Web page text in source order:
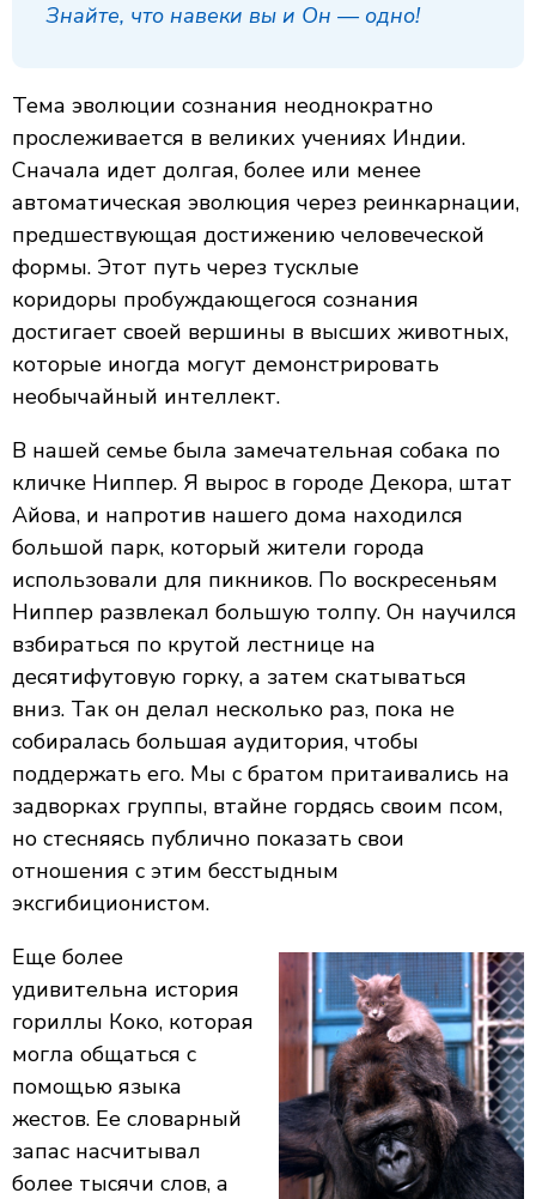
Знайте, что навеки вы и Он — одно!
Тема эволюции сознания неоднократно
прослеживается в великих учениях Индии.
Сначала идет долгая, более или менее
автоматическая эволюция через реинкарнации,
предшествующая достижению человеческой
формы. Этот путь через тусклые
коридоры пробуждающегося сознания
достигает своей вершины в высших животных,
которые иногда могут демонстрировать
необычайный интеллект.
В нашей семье была замечательная собака по
кличке Ниппер. Я вырос в городе Декора, штат
Айова, и напротив нашего дома находился
большой парк, который жители города
использовали для пикников. По воскресеньям
Ниппер развлекал большую толпу. Он научился
взбираться по крутой лестнице на
десятифутовую горку, а затем скатываться
вниз. Так он делал несколько раз, пока не
собиралась большая аудитория, чтобы
поддержать его. Мы с братом притаивались на
задворках группы, втайне гордясь своим псом,
но стесняясь публично показать свои
отношения с этим бесстыдным
эксгибиционистом.
Еще более
удивительна история
гориллы Коко, которая
могла общаться с
помощью языка
жестов. Ее словарный
запас насчитывал
более тысячи слов, а